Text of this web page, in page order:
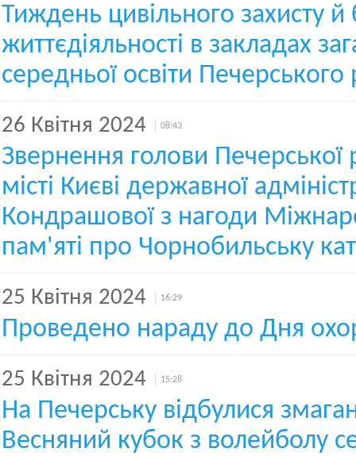
Тиждень цивільного захисту й
життєдіяльності в закладах
середньої освіти Печерського
26 Квітня 2024 08:43
Звернення голови Печерської
місті Києві державної
Кондрашової з нагоди
пам'яті про Чорнобильську
25 Квітня 2024 16:29
Проведено нараду до Дня
25 Квітня 2024 15:28
На Печерську відбулися
Весняний кубок з волейболу